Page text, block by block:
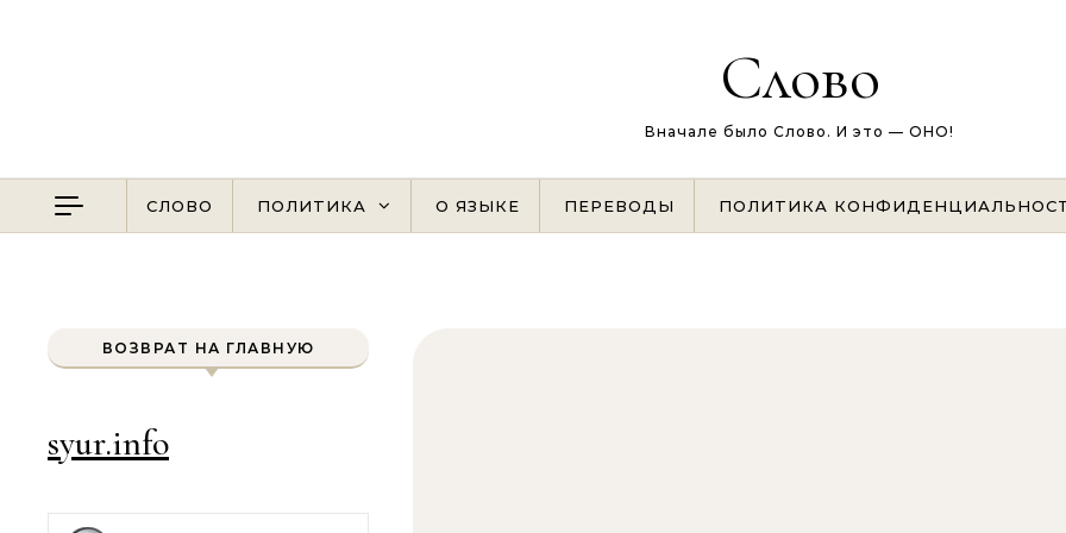
Слово
Вначале было Слово. И это — ОНО!
СЛОВО ПОЛИТИКА О ЯЗЫКЕ ПЕРЕВОДЫ ПОЛИТИКА
ВОЗВРАТ НА ГЛАВНУЮ
syur.info